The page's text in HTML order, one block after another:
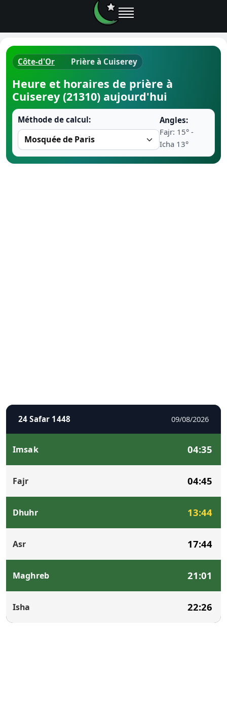
Ramadan
Côte-d'Or Prière à Cuiserey
Heure et horaires de prière à
Cuiserey (21310) aujourd'hui
Méthode de calcul:
Angles:
Fajr: 15° -
Icha 13°
24 Safar 1448 09/08/2026
Imsak 04:35
Fajr 04:45
Dhuhr 13:44
Asr 17:44
Maghreb 21:01
Isha 22:26